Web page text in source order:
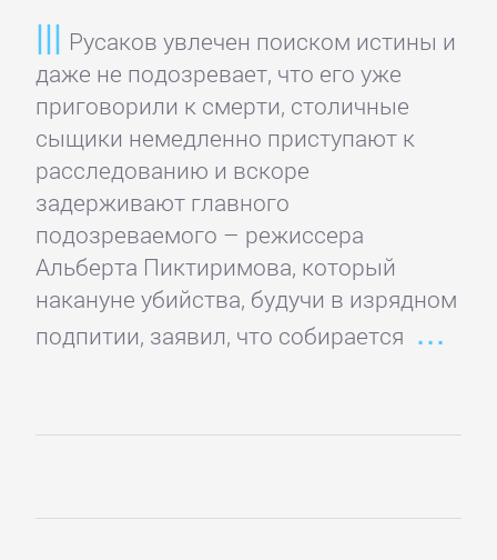
Русаков увлечен поиском истины и
даже не подозревает, что его уже
приговорили к смерти, столичные
сыщики немедленно приступают к
расследованию и вскоре
задерживают главного
подозреваемого – режиссера
Альберта Пиктиримова, который
накануне убийства, будучи в изрядном
подпитии, заявил, что собирается
Самосовершенствование
Сделай
Сам
Спорт,
фитнес
Хобби,
Ремесла
Секс
ЗАРУБЕЖНОЕ